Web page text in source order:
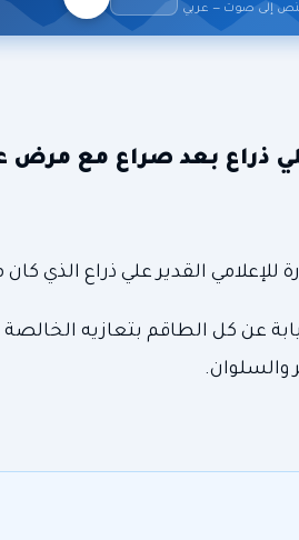
إلى صوت — عربي
علي ذراع بعد صراع مع
للإعلامي القدير علي ذراع
عن كل الطاقم بتعازيه الخالصة
والسلوان.